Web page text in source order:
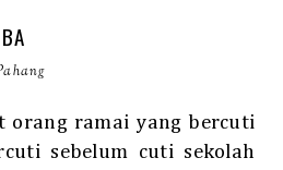
orang ramai yang bercuti
sebelum cuti sekolah